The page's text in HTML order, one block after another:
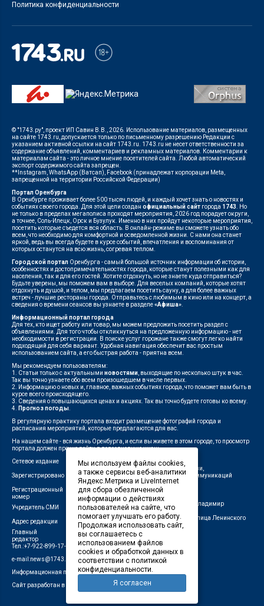
Политика конфиденциальности
© "1743.ру", проект ИП Савин В.В., 2026. Использование материалов, размещенных
на сайте 1743.ru, допускается только по письменному разрешению Редакции с
указанием активной ссылки на сайт 1743.ru. 1743.ru не несет ответственности за
содержание объявлений, комментариев и рекламных материалов. Комментарии к
материалам сайта - это личное мнение посетителей сайта. Любой автоматический
экспорт содержимого сайта запрещен.
**Instagram, WhatsApp (Ватсап), Facebook (принадлежат корпорации Meta,
запрещенной на территории Российской Федерации)
Портал Оренбурга
В Оренбурге проживает более 500 тысяч людей, и каждый хочет знать о новостях и
событиях своего города. Для этой цели создан официальный сайт города 1743. Но
не только в пределах мегаполиса проходят мероприятия, 2026 год порадует округи,
а точнее, Соль-Илецк, Орск и Бузулук. Именно в них пройдут некоторые мероприятия,
посетить которые съедется вся область. В онлайн-режиме вы сможете узнать обо
всем, что необходимо для комфортной и осведомленной жизни. С нами она станет
яркой, ведь вы всегда будете в курсе событий, впечатления и воспоминания от
которых останутся на всю жизнь, согревая теплом.
Городской портал Оренбурга - самый большой источник информации об истории,
особенностях и достопримечательностях города, которые станут полезными как для
населения, так и для его гостей. Хотите отдохнуть, но не знаете куда отправиться?
Будьте уверены, мы поможем вам в выборе. Для веселых компаний, которые хотят
отдохнуть и душой, и телом, мы предлагаем посетить сауну, а для более важных
встреч - лучшие рестораны города. Отправьтесь с любимым в кино или на концерт, а
сведения о времени сеансов вы узнаете в разделе«Афиша».
Информационный портал города
Для тех, кто ищет работу или товар, мы можем предложить посетить раздел с
объявлениями. Для того чтобы откликнуться на предложенную информацию - нет
необходимости в регистрации. В поиске услуг горожане также смогут легко найти
подходящий для себя вариант. Удобная навигация обеспечит вас простым
использованием сайта, а его быстрая работа - приятна всем.
Мы рекомендуем пользователям:
1. Статьи только с актуальными новостями, выходящие по несколько штук в час.
Так вы точно узнаете обо всем произошедшем в числе первых.
2. Информацию о новых и, главное, важных событиях города, что поможет вам быть в
курсе всего происходящего.
3. Сведения о повышающихся ценах и акциях. Так вы точно будете готовы ко всему.
4. Прогноз погоды.
В регулярную практику портала входит размещение фотографий города и
расписания мероприятий, которые предлагаются для вас.
На нашем сайте - вся жизнь Оренбурга, и если вы живете в этом городе, то просмотр
портала должен прочно войти в повседневную жизнь.
Сетевое издание
"1743"
Зарегистрировано
Федеральной службой по надзору в сфере связи,
информационных технологий и массовых коммуникаций
(Роскомнадзор)
Регистрационный
номер
ЭЛ № ФС 77-75960 от 19.06.2019 г.
Учредитель СМИ
Индивидуальный предприниматель Савин Владимир
Валерьевич
Адрес редакции
462411, Оренбургская область, город Орск, улица Ленинского
Комсомола, д. 4-Б
Главный
редактор
Лещенко П.А.
Тел.:+7-922-899-17-43
e-mail:news@1743.ru
Информационная продукция СМИ — 18+ (запрещено для детей)
Сайт разработан в студии Маркер
Мы используем файлы cookies,
а также сервисы веб-аналитики
Яндекс.Метрика и LiveInternet
для сбора обезличенной
информации о действиях
пользователей на сайте, что
помогает улучшать его работу.
Продолжая использовать сайт,
вы соглашаетесь с
использованием файлов
cookies и обработкой данных в
соответствии с политикой
конфиденциальности.
Я согласен